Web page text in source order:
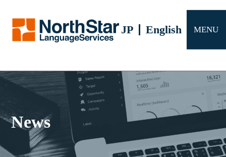
JP English MENU
サービス
会社概要
お問い合わせ
News